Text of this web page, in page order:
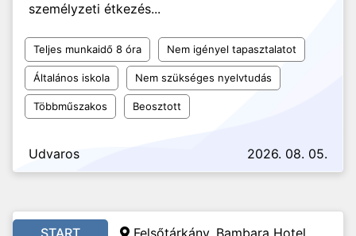
személyzeti étkezés...
Teljes munkaidő 8 óra Nem igényel tapasztalatot
Általános iskola Nem szükséges nyelvtudás
Többműszakos Beosztott
Udvaros 2026. 08. 05.
START
Felsőtárkány, Bambara Hotel